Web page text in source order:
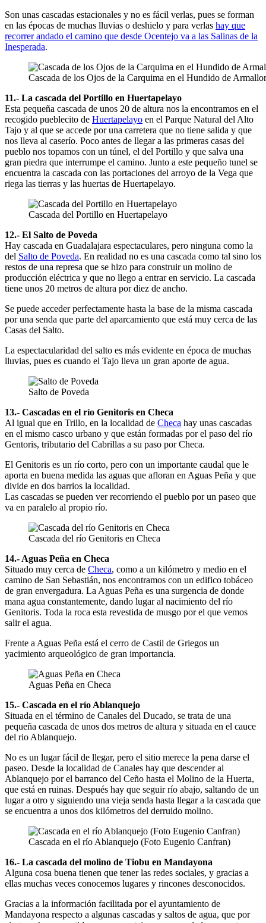
Son unas cascadas estacionales y no es fácil verlas, pues se forman
en las épocas de muchas lluvias o deshielo y para verlas hay que
recorrer andado el camino que desde Ocentejo va a las Salinas de la
Inesperada.
Cascada de los Ojos de la Carquima en el Hundido de
11.- La cascada del Portillo en Huertapelayo
Esta pequeña cascada de unos 20 de altura nos la encontramos en el
recogido pueblecito de Huertapelayo en el Parque Natural del Alto
Tajo y al que se accede por una carretera que no tiene salida y que
nos lleva al caserío. Poco antes de llegar a las primeras casas del
pueblo nos topamos con un túnel, el del Portillo y que salva una
gran piedra que interrumpe el camino. Junto a este pequeño tunel se
encuentra la cascada con las portaciones del arroyo de la Vega que
riega las tierras y las huertas de Huertapelayo.
Cascada del Portillo en Huertapelayo
12.- El Salto de Poveda
Hay cascada en Guadalajara espectaculares, pero ninguna como la
del Salto de Poveda. En realidad no es una cascada como tal sino los
restos de una represa que se hizo para construir un molino de
producción eléctrica y que no llego a entrar en servicio. La cascada
tiene unos 20 metros de altura por diez de ancho.
Se puede acceder perfectamente hasta la base de la misma cascada
por una senda que parte del aparcamiento que está muy cerca de las
Casas del Salto.
La espectacularidad del salto es más evidente en época de muchas
lluvias, pues es cuando el Tajo lleva un gran aporte de agua.
Salto de Poveda
13.- Cascadas en el río Genitoris en Checa
Al igual que en Trillo, en la localidad de Checa hay unas cascadas
en el mismo casco urbano y que están formadas por el paso del río
Gentoris, tributario del Cabrillas a su paso por Checa.
El Genitoris es un río corto, pero con un importante caudal que le
aporta en buena medida las aguas que afloran en Aguas Peña y que
divide en dos barrios la localidad.
Las cascadas se pueden ver recorriendo el pueblo por un paseo que
va en paralelo al propio río.
Cascada del río Genitoris en Checa
14.- Aguas Peña en Checa
Situado muy cerca de Checa, como a un kilómetro y medio en el
camino de San Sebastián, nos encontramos con un edifico tobáceo
de gran envergadura. La Aguas Peña es una surgencia de donde
mana agua constantemente, dando lugar al nacimiento del río
Genitoris. Toda la roca esta revestida de musgo por el que vemos
salir el agua.
Frente a Aguas Peña está el cerro de Castil de Griegos un
yacimiento arqueológico de gran importancia.
Aguas Peña en Checa
15.- Cascada en el río Ablanquejo
Situada en el término de Canales del Ducado, se trata de una
pequeña cascada de unos dos metros de altura y situada en el cauce
del rio Ablanquejo.
No es un lugar fácil de llegar, pero el sitio merece la pena darse el
paseo. Desde la localidad de Canales hay que descender al
Ablanquejo por el barranco del Ceño hasta el Molino de la Huerta,
que está en ruinas. Después hay que seguir río abajo, saltando de un
lugar a otro y siguiendo una vieja senda hasta llegar a la cascada que
se encuentra a unos dos kilómetros del derruido molino.
Cascada en el río Ablanquejo (Foto Eugenio Canfran)
16.- La cascada del molino de Tiobu en Mandayona
Alguna cosa buena tienen que tener las redes sociales, y gracias a
ellas muchas veces conocemos lugares y rincones desconocidos.
Gracias a la información facilitada por el ayuntamiento de
Mandayona respecto a algunas cascadas y saltos de agua, que por